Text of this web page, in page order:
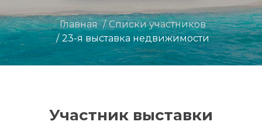
Главная
Списки участников
23-я выставка недвижимости
Участник выставки